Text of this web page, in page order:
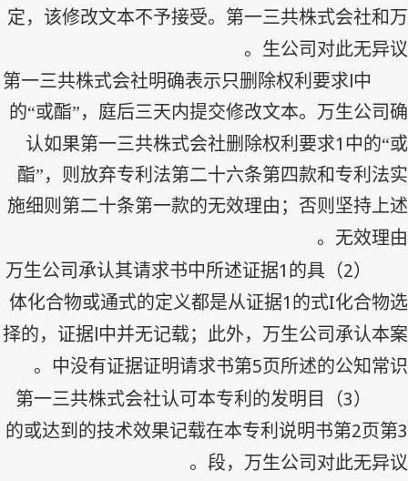
定，该修改文本不予接受。第一三共株式会社和万
生公司对此无异议。
第一三共株式会社明确表示只删除权利要求l中
的“或酯”，庭后三天内提交修改文本。万生公司确
认如果第一三共株式会社删除权利要求1 中的“或
酯”，则放弃专利法第二十六条第四款和专利法实
施细则第二十条第一款的无效理由；否则坚持上述
无效理由。
（
2
）万生公司承认其请求书中所述证据
1 的具
体化合物或通式的定义都是从证据1 的式I化合物选
择的，证据l中并无记载；此外，万生公司承认本案
中没有证据证明请求书第5页所述的公知常识。
（
3
）第一三共株式会社认可本专利的发明目
的或达到的技术效果记载在本专利说明书第2页第3
段，万生公司对此无异议。